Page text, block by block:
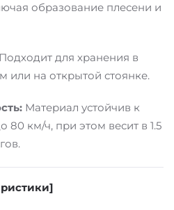
образование плесени и
Подходит для хранения в
или на открытой стоянке.
Материал устойчив к
80 км/ч, при этом весит в 1.5